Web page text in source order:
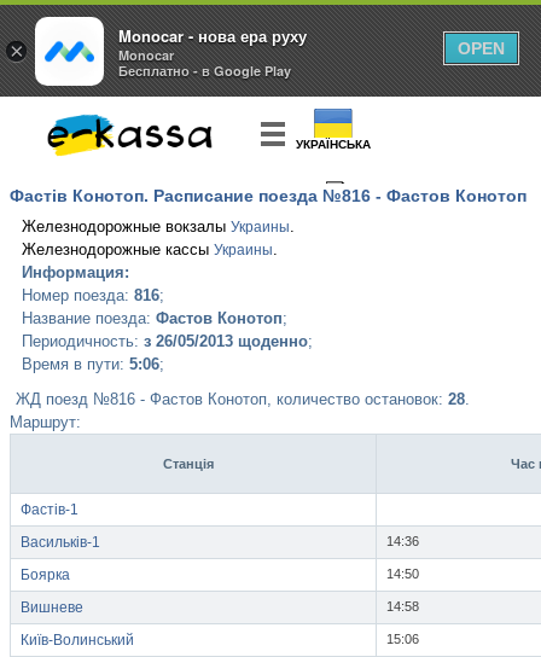
УКРАЇНСЬКА
Фастів Конотоп. Расписание поезда №816 - Фастов Конотоп
Железнодорожные вокзалы Украины.
Железнодорожные кассы Украины.
Информация:
Номер поезда: 816;
Название поезда: Фастов Конотоп;
Периодичность: з 26/05/2013 щоденно;
Время в пути: 5:06;
ЖД поезд №816 - Фастов Конотоп, количество остановок: 28.
Маршрут:
Станція Час
Фастів-1
Васильків-1
14:36
Боярка 14:50
Вишневе 14:58
Київ-Волинський 15:06
×
Monocar - нова ера руху
Monocar
Бесплатно - в Google Play
OPEN